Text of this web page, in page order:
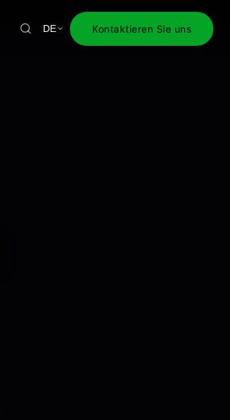
DE Kontaktieren Sie uns